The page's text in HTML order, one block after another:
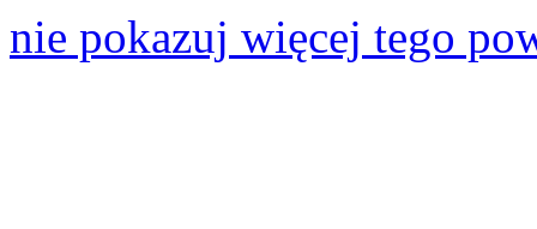
nie pokazuj więcej tego